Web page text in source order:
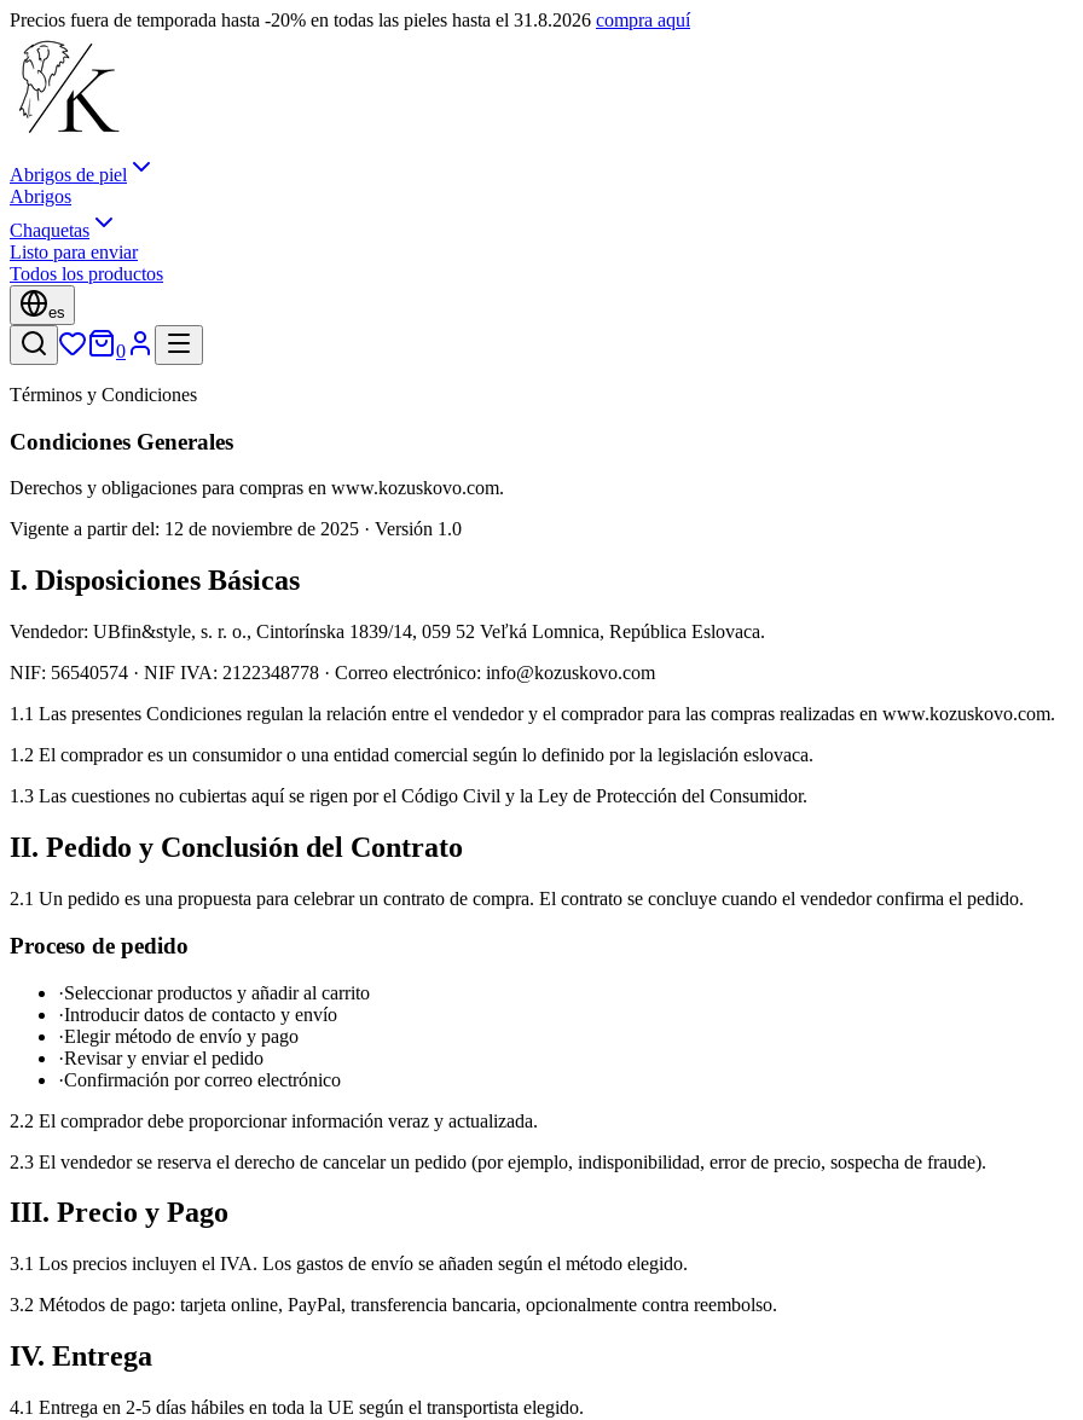
Precios fuera de temporada hasta -20% en todas las pieles hasta el 31.8.2026 compra aquí
Abrigos de piel
Abrigos
Chaquetas
Listo para enviar
Todos los productos
es
0
Términos y Condiciones
Condiciones Generales
Derechos y obligaciones para compras en www.kozuskovo.com.
Vigente a partir del: 12 de noviembre de 2025 · Versión 1.0
I. Disposiciones Básicas
Vendedor: UBfin&style, s. r. o., Cintorínska 1839/14, 059 52 Veľká Lomnica, República Eslovaca.
NIF: 56540574 · NIF IVA: 2122348778 · Correo electrónico: info@kozuskovo.com
1.1 Las presentes Condiciones regulan la relación entre el vendedor y el comprador para las compras realizadas en www.kozuskovo.com.
1.2 El comprador es un consumidor o una entidad comercial según lo definido por la legislación eslovaca.
1.3 Las cuestiones no cubiertas aquí se rigen por el Código Civil y la Ley de Protección del Consumidor.
II. Pedido y Conclusión del Contrato
2.1 Un pedido es una propuesta para celebrar un contrato de compra. El contrato se concluye cuando el vendedor confirma el pedido.
Proceso de pedido
·Seleccionar productos y añadir al carrito
·Introducir datos de contacto y envío
·Elegir método de envío y pago
·Revisar y enviar el pedido
·Confirmación por correo electrónico
2.2 El comprador debe proporcionar información veraz y actualizada.
2.3 El vendedor se reserva el derecho de cancelar un pedido (por ejemplo, indisponibilidad, error de precio, sospecha de fraude).
III. Precio y Pago
3.1 Los precios incluyen el IVA. Los gastos de envío se añaden según el método elegido.
3.2 Métodos de pago: tarjeta online, PayPal, transferencia bancaria, opcionalmente contra reembolso.
IV. Entrega
4.1 Entrega en 2-5 días hábiles en toda la UE según el transportista elegido.